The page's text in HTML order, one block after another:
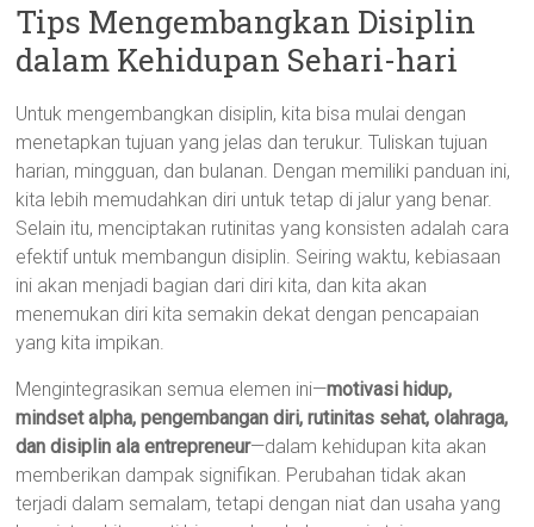
Tips Mengembangkan Disiplin
dalam Kehidupan Sehari-hari
Untuk mengembangkan disiplin, kita bisa mulai dengan
menetapkan tujuan yang jelas dan terukur. Tuliskan tujuan
harian, mingguan, dan bulanan. Dengan memiliki panduan ini,
kita lebih memudahkan diri untuk tetap di jalur yang benar.
Selain itu, menciptakan rutinitas yang konsisten adalah cara
efektif untuk membangun disiplin. Seiring waktu, kebiasaan
ini akan menjadi bagian dari diri kita, dan kita akan
menemukan diri kita semakin dekat dengan pencapaian
yang kita impikan.
Mengintegrasikan semua elemen ini—motivasi hidup,
mindset alpha, pengembangan diri, rutinitas sehat, olahraga,
dan disiplin ala entrepreneur—dalam kehidupan kita akan
memberikan dampak signifikan. Perubahan tidak akan
terjadi dalam semalam, tetapi dengan niat dan usaha yang